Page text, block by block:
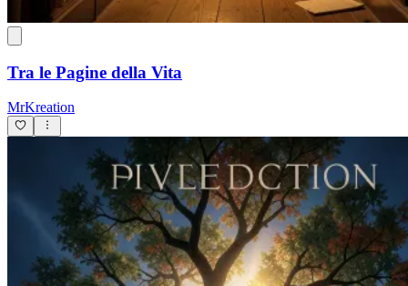
Tra le Pagine della Vita
MrKreation